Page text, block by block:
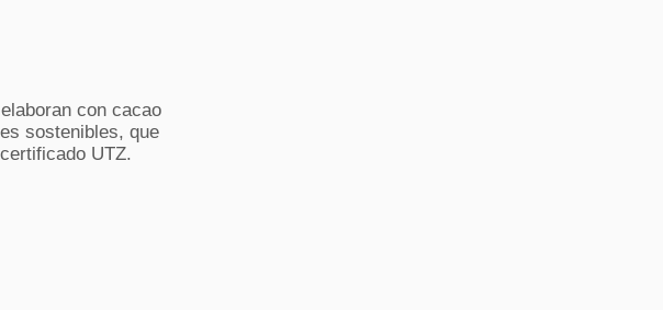
con cacao
sostenibles, que
UTZ.